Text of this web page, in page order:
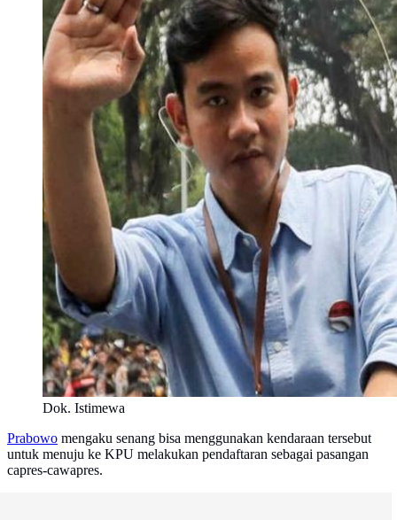
Dok. Istimewa
Prabowo mengaku senang bisa menggunakan kendaraan tersebut
untuk menuju ke KPU melakukan pendaftaran sebagai pasangan
capres-cawapres.